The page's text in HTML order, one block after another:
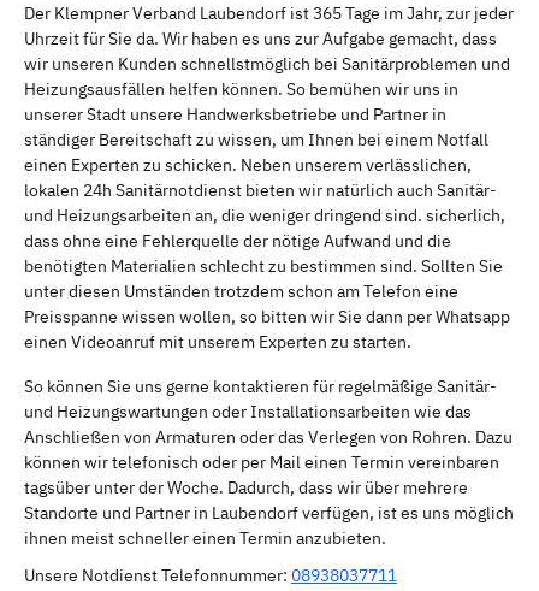
Der Klempner Verband Laubendorf ist 365 Tage im Jahr, zur jeder
Uhrzeit für Sie da. Wir haben es uns zur Aufgabe gemacht, dass
wir unseren Kunden schnellstmöglich bei Sanitärproblemen und
Heizungsausfällen helfen können. So bemühen wir uns in
unserer Stadt unsere Handwerksbetriebe und Partner in
ständiger Bereitschaft zu wissen, um Ihnen bei einem Notfall
einen Experten zu schicken. Neben unserem verlässlichen,
lokalen 24h Sanitärnotdienst bieten wir natürlich auch Sanitär-
und Heizungsarbeiten an, die weniger dringend sind. sicherlich,
dass ohne eine Fehlerquelle der nötige Aufwand und die
benötigten Materialien schlecht zu bestimmen sind. Sollten Sie
unter diesen Umständen trotzdem schon am Telefon eine
Preisspanne wissen wollen, so bitten wir Sie dann per Whatsapp
einen Videoanruf mit unserem Experten zu starten.
So können Sie uns gerne kontaktieren für regelmäßige Sanitär-
und Heizungswartungen oder Installationsarbeiten wie das
Anschließen von Armaturen oder das Verlegen von Rohren. Dazu
können wir telefonisch oder per Mail einen Termin vereinbaren
tagsüber unter der Woche. Dadurch, dass wir über mehrere
Standorte und Partner in Laubendorf verfügen, ist es uns möglich
ihnen meist schneller einen Termin anzubieten.
Unsere Notdienst Telefonnummer: 08938037711